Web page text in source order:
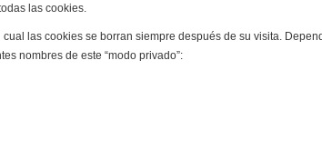
las cookies.
las cookies se borran siempre después de su visita.
nombres de este “modo privado”: